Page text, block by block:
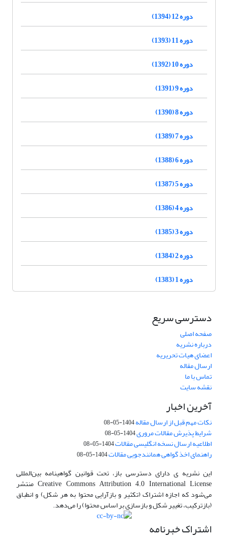
دوره 12 (1394)
دوره 11 (1393)
دوره 10 (1392)
دوره 9 (1391)
دوره 8 (1390)
دوره 7 (1389)
دوره 6 (1388)
دوره 5 (1387)
دوره 4 (1386)
دوره 3 (1385)
دوره 2 (1384)
دوره 1 (1383)
دسترسی سریع
صفحه اصلی
درباره نشریه
اعضای هیات تحریریه
ارسال مقاله
تماس با ما
نقشه سایت
آخرین اخبار
نکات مهم قبل از ارسال مقاله1404-05-08
شرایط پذیرش مقالات مروری1404-05-08
اطلاعیه ارسال نسخه انگلیسی مقالات1404-05-08
راهنمای اخذ گواهی همانندجویی مقالات1404-05-08
این نشریه ی دارای دسترسی باز، تحت قوانین گواهینامه بین‌المللی
Creative Commons Attribution 4.0 International License منتشر
می‌شود که اجازه اشتراک (تکثیر و بازآرایی محتوا به هر شکل) و انطباق
(بازترکیب، تغییر شکل و بازسازی بر اساس محتوا) را می‌دهد.
اشتراک خبرنامه